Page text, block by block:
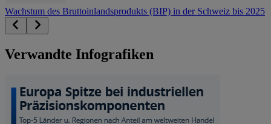
Wachstum des Bruttoinlandsprodukts (BIP) in der Schweiz bis 2025
Verwandte Infografiken